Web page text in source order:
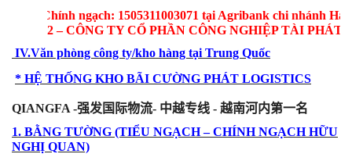
Chính ngạch: 1505311003071 tại Agribank chi nhánh Hà
2 – CÔNG TY CỔ PHẦN CÔNG NGHIỆP TÀI PHÁT
IV.Văn phòng công ty/kho hàng tại Trung Quốc
* HỆ THỐNG KHO BÃI CƯỜNG PHÁT LOGISTICS
QIANGFA -强发国 际物流- 中越专线 - 越南河内第一名
1. BẰNG TƯỜNG (TIỂU NGẠCH – CHÍNH NGẠCH HỮU
NGHỊ QUAN)